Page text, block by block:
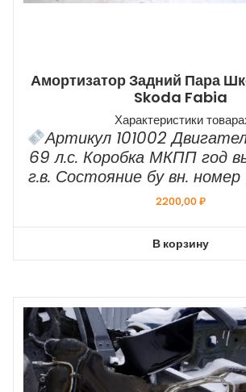
Амортизатор Задний Пара
Skoda Fabia
Характеристики товара:
Артикул 101002
69 л.с. Коробка МКПП год
г.в. Состояние бу вн.
2200,00₽
В корзину